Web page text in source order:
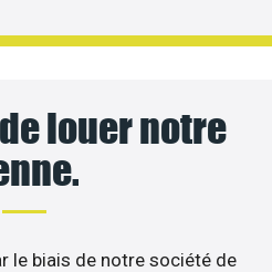
louer notre
le biais de notre société de